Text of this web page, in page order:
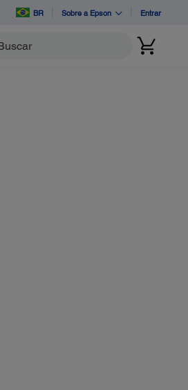
BR Sobre a Epson Entrar